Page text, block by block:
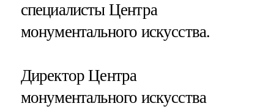
специалисты Центра
монументального искусства.
Директор Центра
монументального искусства